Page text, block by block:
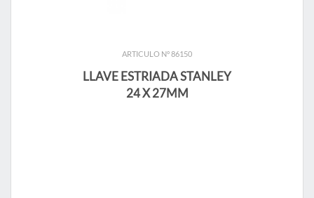
ARTICULO N° 86150
LLAVE ESTRIADA STANLEY
24 X 27MM